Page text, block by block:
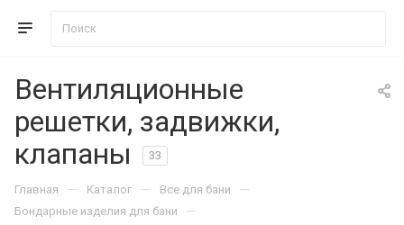
Вентиляционные
решетки, задвижки,
клапаны
33
Главная — Каталог — Все для бани —
Бондарные изделия для бани —